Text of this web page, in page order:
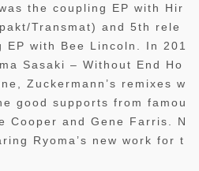
the coupling EP with Hir
Transmat) and 5th rele
EP with Bee Lincoln. In 201
Sasaki – Without End Ho
Zuckermann’s remixes w
good supports from famou
Cooper and Gene Farris. N
Ryoma’s new work for t